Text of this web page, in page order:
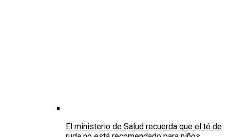
El ministerio de Salud recuerda que el té de